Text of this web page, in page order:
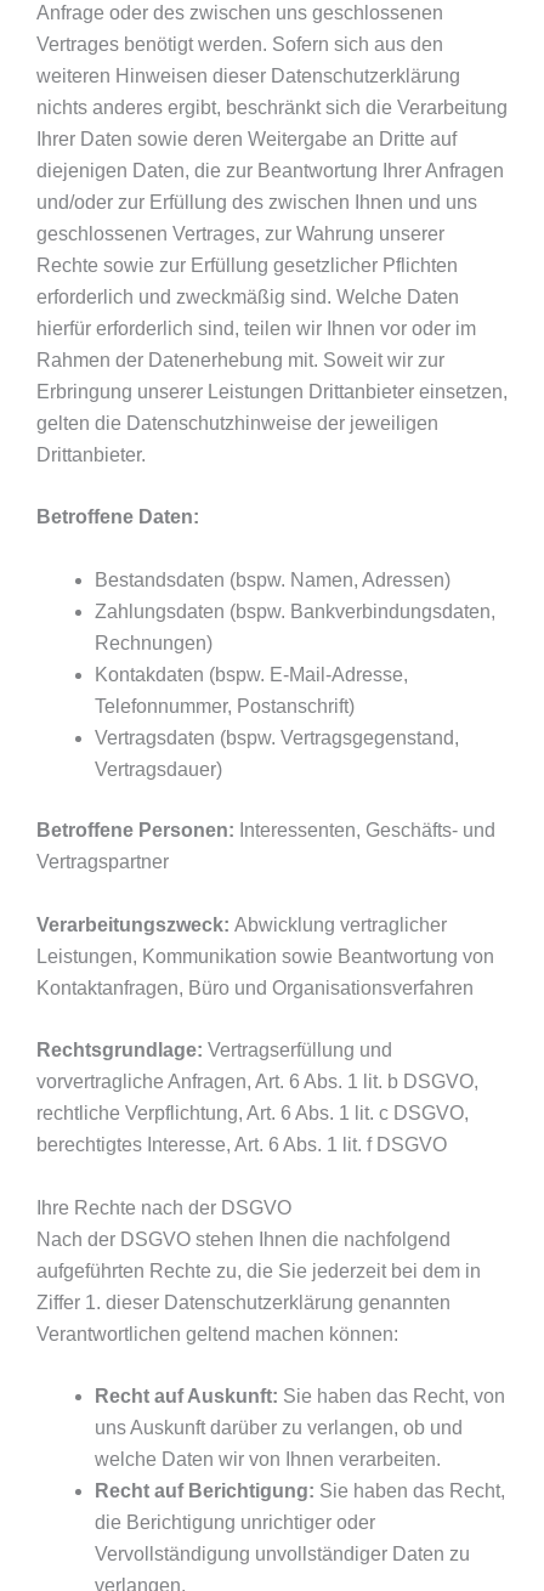
Anfrage oder des zwischen uns geschlossenen
Vertrages benötigt werden. Sofern sich aus den
weiteren Hinweisen dieser Datenschutzerklärung
nichts anderes ergibt, beschränkt sich die Verarbeitung
Ihrer Daten sowie deren Weitergabe an Dritte auf
diejenigen Daten, die zur Beantwortung Ihrer Anfragen
und/oder zur Erfüllung des zwischen Ihnen und uns
geschlossenen Vertrages, zur Wahrung unserer
Rechte sowie zur Erfüllung gesetzlicher Pflichten
erforderlich und zweckmäßig sind. Welche Daten
hierfür erforderlich sind, teilen wir Ihnen vor oder im
Rahmen der Datenerhebung mit. Soweit wir zur
Erbringung unserer Leistungen Drittanbieter einsetzen,
gelten die Datenschutzhinweise der jeweiligen
Drittanbieter.
Betroffene Daten:
Bestandsdaten (bspw. Namen, Adressen)
Zahlungsdaten (bspw. Bankverbindungsdaten,
Rechnungen)
Kontakdaten (bspw. E-Mail-Adresse,
Telefonnummer, Postanschrift)
Vertragsdaten (bspw. Vertragsgegenstand,
Vertragsdauer)
Betroffene Personen: Interessenten, Geschäfts- und
Vertragspartner
Verarbeitungszweck: Abwicklung vertraglicher
Leistungen, Kommunikation sowie Beantwortung von
Kontaktanfragen, Büro und Organisationsverfahren
Rechtsgrundlage: Vertragserfüllung und
vorvertragliche Anfragen, Art. 6 Abs. 1 lit. b DSGVO,
rechtliche Verpflichtung, Art. 6 Abs. 1 lit. c DSGVO,
berechtigtes Interesse, Art. 6 Abs. 1 lit. f DSGVO
Ihre Rechte nach der DSGVO
Nach der DSGVO stehen Ihnen die nachfolgend
aufgeführten Rechte zu, die Sie jederzeit bei dem in
Ziffer 1. dieser Datenschutzerklärung genannten
Verantwortlichen geltend machen können:
Recht auf Auskunft: Sie haben das Recht, von
uns Auskunft darüber zu verlangen, ob und
welche Daten wir von Ihnen verarbeiten.
Recht auf Berichtigung: Sie haben das Recht,
die Berichtigung unrichtiger oder
Vervollständigung unvollständiger Daten zu
verlangen.